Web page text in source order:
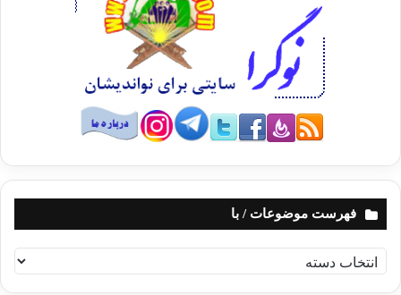
فهرست موضوعات / با
ه